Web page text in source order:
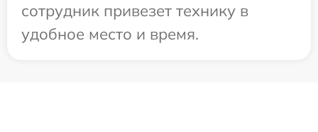
сотрудник привезет технику в
удобное место и время.